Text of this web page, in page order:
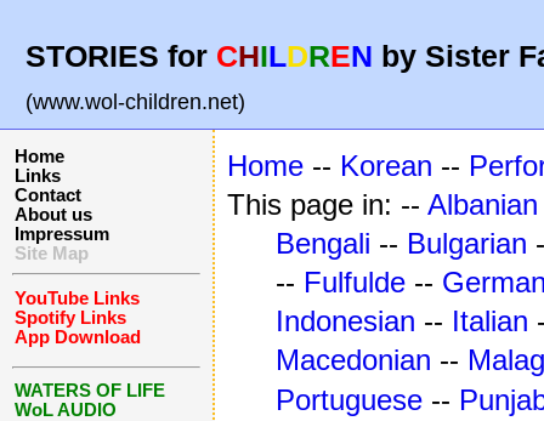
STORIES for CHILDREN by Sister
(www.wol-children.net)
Home
Links
Contact
About us
Impressum
Site Map
YouTube Links
Spotify Links
App Download
WATERS OF LIFE
WoL AUDIO
Home -- Korean --
This page in: -- Albanian
Bengali -- Bulgarian
-- Fulfulde --
Indonesian -- Italian
Macedonian --
Portuguese --